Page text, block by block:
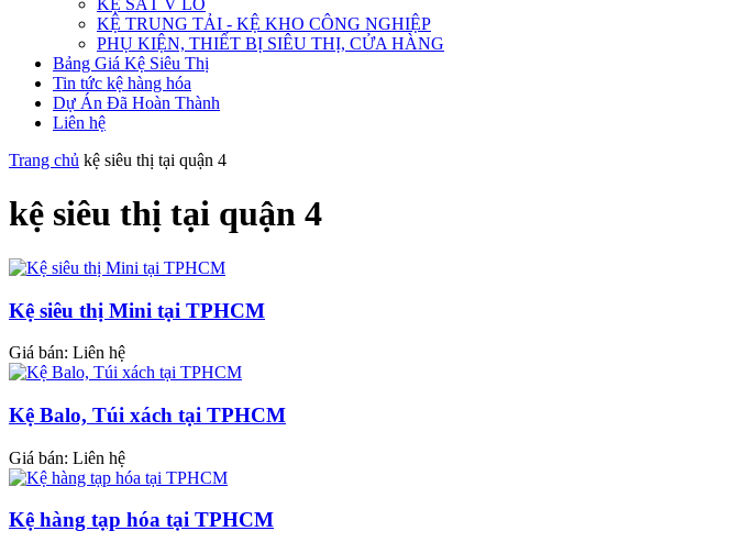
KỆ SẮT V LỖ
KỆ TRUNG TẢI - KỆ KHO CÔNG NGHIỆP
PHỤ KIỆN, THIẾT BỊ SIÊU THỊ, CỬA HÀNG
Bảng Giá Kệ Siêu Thị
Tin tức kệ hàng hóa
Dự Án Đã Hoàn Thành
Liên hệ
Trang chủ kệ siêu thị tại quận 4
kệ siêu thị tại quận 4
Kệ siêu thị Mini tại TPHCM
Giá bán: Liên hệ
Kệ Balo, Túi xách tại TPHCM
Giá bán: Liên hệ
Kệ hàng tạp hóa tại TPHCM